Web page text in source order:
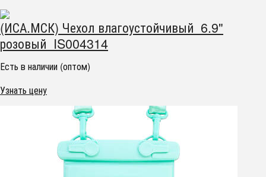
(ИСА.МСК) Чехол влагоустойчивый 6.9"
розовый IS004314
Есть в наличии (оптом)
Узнать цену